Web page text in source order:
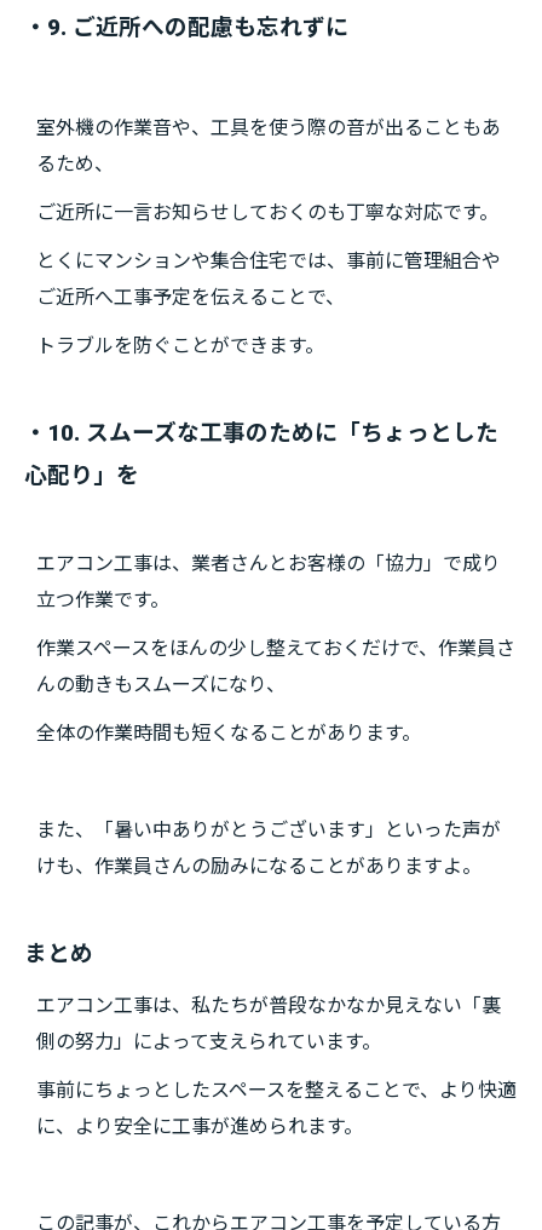
・9. ご近所への配慮も忘れずに
室外機の作業音や、工具を使う際の音が出ることもあ
るため、
ご近所に一言お知らせしておくのも丁寧な対応です。
とくにマンションや集合住宅では、事前に管理組合や
ご近所へ工事予定を伝えることで、
トラブルを防ぐことができます。
・10. スムーズな工事のために「ちょっとした
心配り」を
エアコン工事は、業者さんとお客様の「協力」で成り
立つ作業です。
作業スペースをほんの少し整えておくだけで、作業員さ
んの動きもスムーズになり、
全体の作業時間も短くなることがあります。
また、「暑い中ありがとうございます」といった声が
けも、作業員さんの励みになることがありますよ。
まとめ
エアコン工事は、私たちが普段なかなか見えない「裏
側の努力」によって支えられています。
事前にちょっとしたスペースを整えることで、より快適
に、より安全に工事が進められます。
この記事が、これからエアコン工事を予定している方